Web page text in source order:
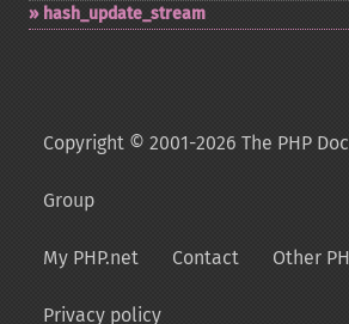
hash_​update_​stream
Copyright © 2001-2026 The PHP
Group
My PHP.net Contact Other
Privacy policy